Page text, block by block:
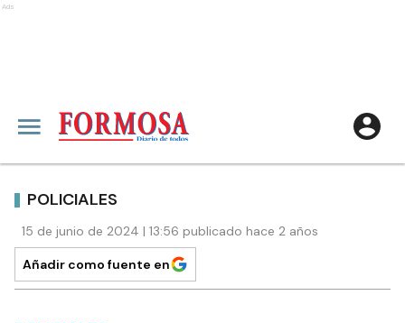
Ads
POLICIALES
15 de junio de 2024 | 13:56 publicado hace 2 años
Añadir como fuente en